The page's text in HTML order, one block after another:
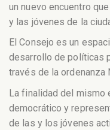
un nuevo encuentro
y las jóvenes de la
El Consejo es un
desarrollo de políticas
través de la ordenanza
La finalidad del mismo
democrático y
de las y los jóvenes